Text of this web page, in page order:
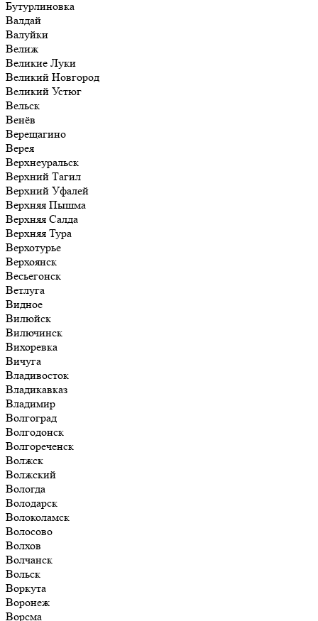
Бутурлиновка
Валдай
Валуйки
Велиж
Великие Луки
Великий Новгород
Великий Устюг
Вельск
Венёв
Верещагино
Верея
Верхнеуральск
Верхний Тагил
Верхний Уфалей
Верхняя Пышма
Верхняя Салда
Верхняя Тура
Верхотурье
Верхоянск
Весьегонск
Ветлуга
Видное
Вилюйск
Вилючинск
Вихоревка
Вичуга
Владивосток
Владикавказ
Владимир
Волгоград
Волгодонск
Волгореченск
Волжск
Волжский
Вологда
Володарск
Волоколамск
Волосово
Волхов
Волчанск
Вольск
Воркута
Воронеж
Ворсма